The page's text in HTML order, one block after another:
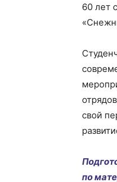
60 лет
свой
по